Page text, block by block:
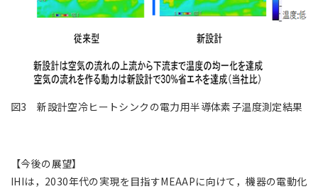
図3 新設計空冷ヒートシンクの電力用半導体素子温度測定結果
【今後の展望】
IHIは，2030年代の実現を目指すMEAAPに向けて，機器の電動化